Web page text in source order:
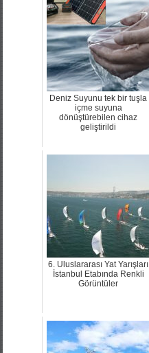
Deniz Suyunu tek bir tuşla
içme suyuna
dönüştürebilen cihaz
geliştirildi
6. Uluslararası Yat Yarışları
İstanbul Etabında Renkli
Görüntüler